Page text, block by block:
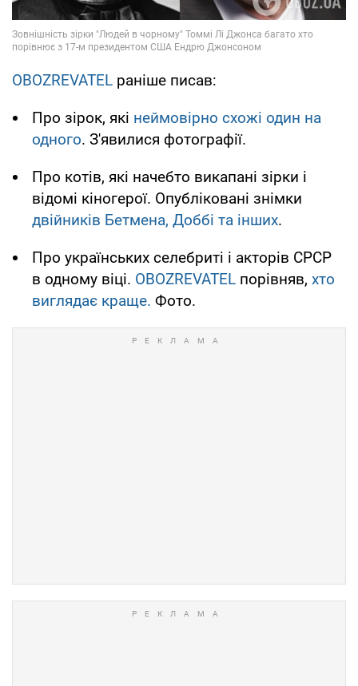
OBOZREVATEL раніше писав:
Про зірок, які неймовірно схожі один на
одного. З'явилися фотографії.
Про котів, які начебто викапані зірки і
відомі кіногерої. Опубліковані знімки
двійників Бетмена, Доббі та інших.
Про українських селебриті і акторів СРСР
в одному віці. OBOZREVATEL порівняв, хто
виглядає краще. Фото.